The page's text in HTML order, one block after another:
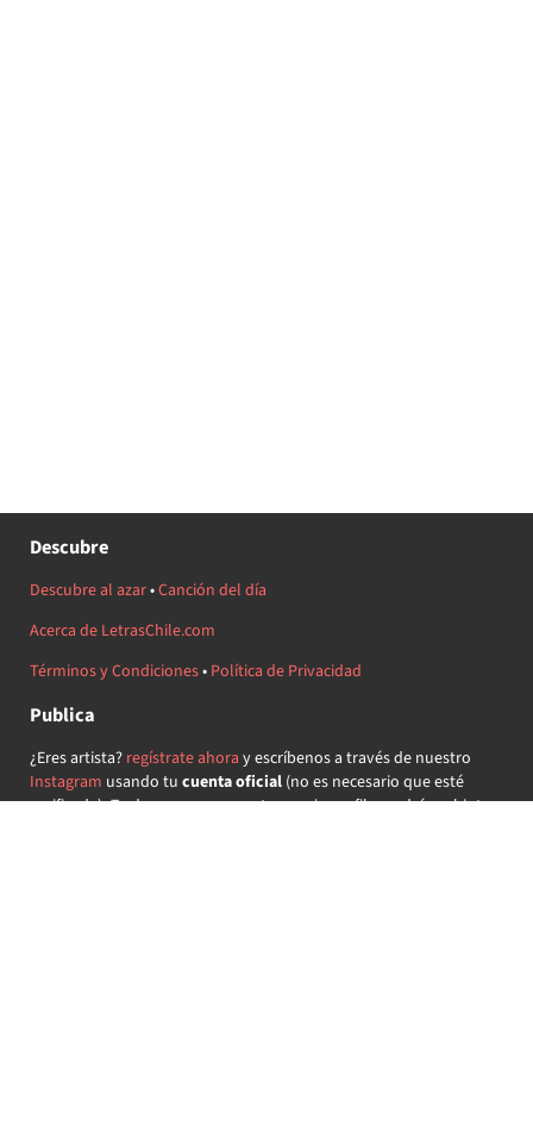
Descubre
Descubre al azar•Canción del día
Acerca de LetrasChile.com
Términos y Condiciones• Política de Privacidad
Publica
¿Eres artista? regístrate ahora y escríbenos a través de nuestro
Instagram usando tu cuenta oficial(no es necesario que esté
verificada) ¡Te daremos acceso a tu propio perfil y podrás subir tus